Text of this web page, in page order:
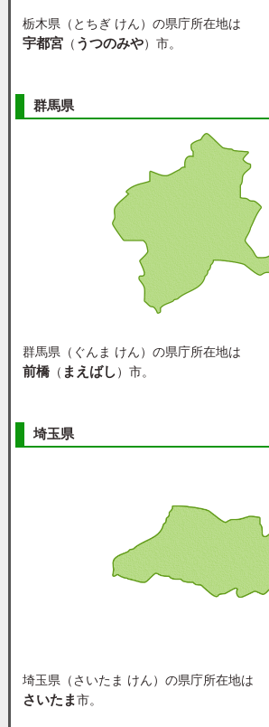
栃木県（とちぎ けん）の県庁所在地は
宇都宮 （ うつのみや）市。
群馬県
群馬県（ぐんま けん）の県庁所在地は
前橋 （ まえばし）市。
埼玉県
埼玉県（さいたま けん）の県庁所在地は
さいたま市。